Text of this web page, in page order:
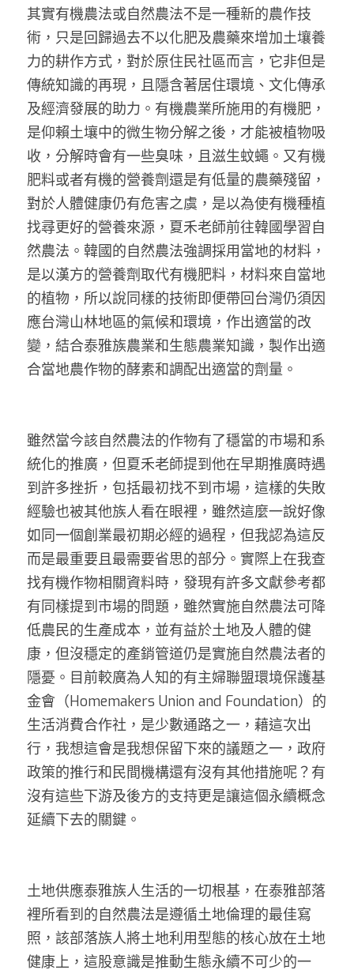
其實有機農法或自然農法不是一種新的農作技
術，只是回歸過去不以化肥及農藥來增加土壤養
力的耕作方式，對於原住民社區而言，它非但是
傳統知識的再現，且隱含著居住環境、文化傳承
及經濟發展的助力。有機農業所施用的有機肥，
是仰賴土壤中的微生物分解之後，才能被植物吸
收，分解時會有一些臭味，且滋生蚊蠅。又有機
肥料或者有機的營養劑還是有低量的農藥殘留，
對於人體健康仍有危害之虞，是以為使有機種植
找尋更好的營養來源，夏禾老師前往韓國學習自
然農法。韓國的自然農法強調採用當地的材料，
是以漢方的營養劑取代有機肥料，材料來自當地
的植物，所以說同樣的技術即便帶回台灣仍須因
應台灣山林地區的氣候和環境，作出適當的改
變，結合泰雅族農業和生態農業知識，製作出適
合當地農作物的酵素和調配出適當的劑量。
雖然當今該自然農法的作物有了穩當的市場和系
統化的推廣，但夏禾老師提到他在早期推廣時遇
到許多挫折，包括最初找不到市場，這樣的失敗
經驗也被其他族人看在眼裡，雖然這麼一說好像
如同一個創業最初期必經的過程，但我認為這反
而是最重要且最需要省思的部分。實際上在我查
找有機作物相關資料時，發現有許多文獻參考都
有同樣提到市場的問題，雖然實施自然農法可降
低農民的生產成本，並有益於土地及人體的健
康，但沒穩定的產銷管道仍是實施自然農法者的
隱憂。目前較廣為人知的有主婦聯盟環境保護基
金會（Homemakers Union and Foundation）的
生活消費合作社，是少數通路之一，藉這次出
行，我想這會是我想保留下來的議題之一，政府
政策的推行和民間機構還有沒有其他措施呢？有
沒有這些下游及後方的支持更是讓這個永續概念
延續下去的關鍵。
土地供應泰雅族人生活的一切根基，在泰雅部落
裡所看到的自然農法是遵循土地倫理的最佳寫
照，該部落族人將土地利用型態的核心放在土地
健康上，這股意識是推動生態永續不可少的一